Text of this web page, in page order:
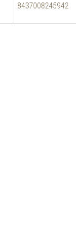
8437008245942